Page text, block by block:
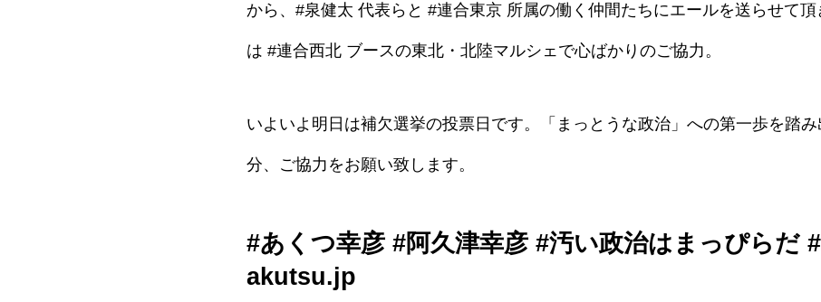
から、#泉健太 代表らと #連合東京 所属の働く仲間たちにエールを送らせて
は #連合西北 ブースの東北・北陸マルシェで心ばかりのご協力。
いよいよ明日は補欠選挙の投票日です。「まっとうな政治」への第一歩を踏
分、ご協力をお願い致します。
#あくつ幸彦 #阿久津幸彦 #汚い政治はまっぴらだ
akutsu.jp